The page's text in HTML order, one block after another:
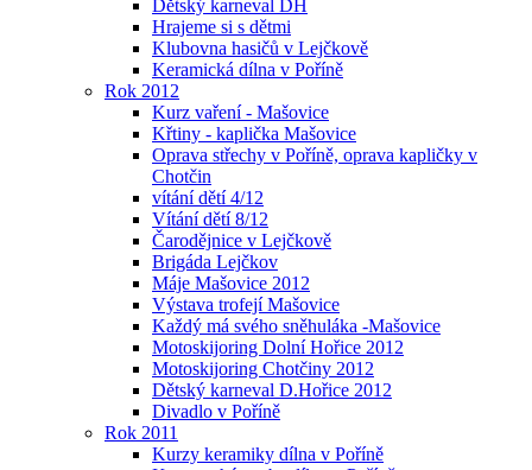
Dětský karneval DH
Hrajeme si s dětmi
Klubovna hasičů v Lejčkově
Keramická dílna v Poříně
Rok 2012
Kurz vaření - Mašovice
Křtiny - kaplička Mašovice
Oprava střechy v Poříně, oprava kapličky v
Chotčin
vítání dětí 4/12
Vítání dětí 8/12
Čarodějnice v Lejčkově
Brigáda Lejčkov
Máje Mašovice 2012
Výstava trofejí Mašovice
Každý má svého sněhuláka -Mašovice
Motoskijoring Dolní Hořice 2012
Motoskijoring Chotčiny 2012
Dětský karneval D.Hořice 2012
Divadlo v Poříně
Rok 2011
Kurzy keramiky dílna v Poříně